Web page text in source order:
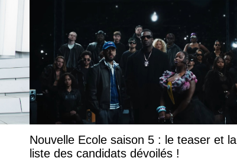
Nouvelle Ecole saison 5 : le teaser et la
liste des candidats dévoilés !